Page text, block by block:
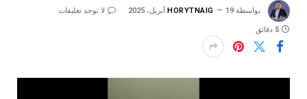
بواسطة HORYTNAIG 19 أبريل، 2025 لا توجد تعليقات
5 دقائق